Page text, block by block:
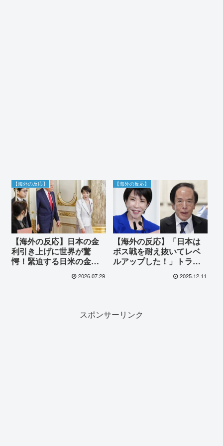
【海外の反応】
【海外の反応】日本の金
利引き上げに世界が驚
愕！緊迫する日米の金融
主権争いと世界市場への
2026.07.29
【海外の反応】
【海外の反応】「日本は
ボス戦を耐え抜いてレベ
ルアップした！」トラン
プ関税を乗り越えた日本
経済の底力に世界が驚2025.12.11
スポンサーリンク